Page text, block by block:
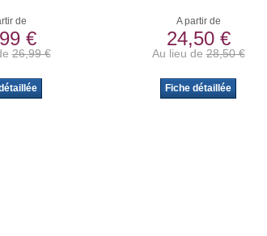
de
€
26,99 €
A partir de
24,50 €
Au lieu de28,50 €
Fiche détaillée